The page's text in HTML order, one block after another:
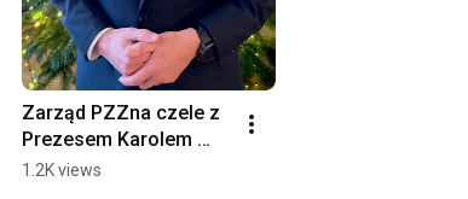
Zarząd PZZna czele z
Prezesem Karolem
Łebkowskim, składa
1.2K views